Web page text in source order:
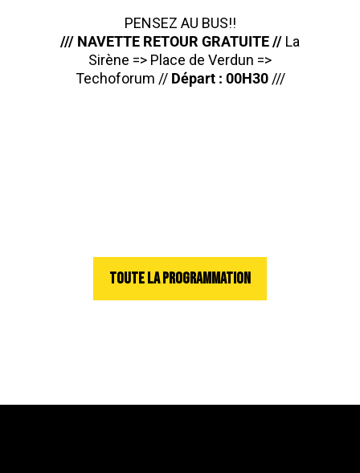
PENSEZ AU BUS!!
/// NAVETTE RETOUR GRATUITE // La
Sirène => Place de Verdun =>
Techoforum // Départ : 00H30///
TOUTE LA PROGRAMMATION